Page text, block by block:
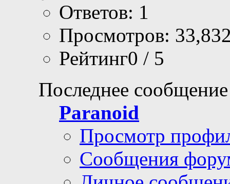
Ответов: 1
Просмотров:
Рейтинг0 / 5
Последнее
Paranoid
Просмотр
Сообщения